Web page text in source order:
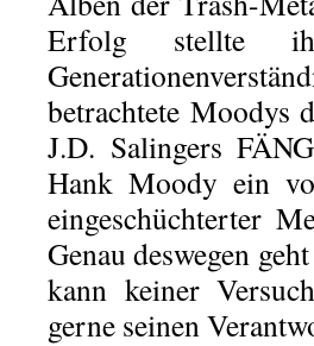
Erfolg stellte
betrachtete Moodys
J.D. Salingers
Hank Moody ein
eingeschüchterter
Genau deswegen
kann keiner
gerne seinen